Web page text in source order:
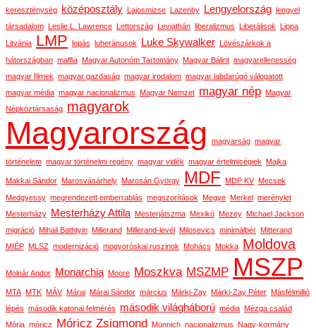
kereszténység
középosztály Lajosmizse Lazenby Lengyelország
lengyel
társadalom
Leslie L. Lawrence Lettország Leviathán liberalizmus Liberálisok
Lippa
Litvánia LMP lopás luheránusok Luke Skywalker
Lövészárkok a
hátországban maffia Magyar Autonóm Tartomány Magyar Bálint magyarellenesség
magyar filmek magyar gazdaság magyar irodalom magyar labdarúgó válogatott
magyar média magyar nacionalizmus Magyar Nemzet magyar nép Magyar
Népköztársaság magyarok
Magyarország magyarság magyar
történelem magyar történelmi regény magyar vidék magyar értelmiségiek Majka
Makkai Sándor Marosvásárhely Marosán György MDF MDP KV Mecsek
Medgyessy megrendezett emberrablás megszorítások Megye Merkel
merénylet
Mesterházy
Mesterházy Attila Mesterjátszma Mexikó Mezey Michael Jackson
migráció Mihail Bathtyin Millerand Millerand-levél Milosevics minimálbér Mitterand
MIÉP MLSZ modernizáció mogyoróskai ruszinok Mohács Mokka Moldova
Molnár Andor Monarchia Moore Moszkva MSZMP MSZP
MTA MTK MÁV Márai Márai Sándor március Márki-Zay Márki-Zay Péter Másfélmillió
lépés második katonai felmérés második világháború média Mézga család
Mória móricz Móricz Zsigmond Münnich nacionalizmus Nagy-kormány